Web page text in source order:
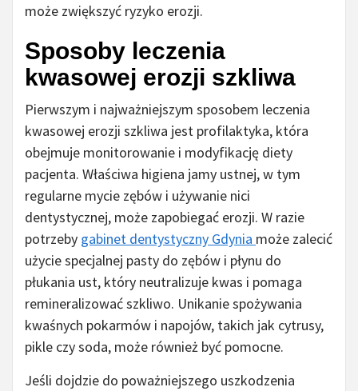
może zwiększyć ryzyko erozji.
Sposoby leczenia
kwasowej erozji szkliwa
Pierwszym i najważniejszym sposobem leczenia
kwasowej erozji szkliwa jest profilaktyka, która
obejmuje monitorowanie i modyfikację diety
pacjenta. Właściwa higiena jamy ustnej, w tym
regularne mycie zębów i używanie nici
dentystycznej, może zapobiegać erozji. W razie
potrzeby gabinet dentystyczny Gdynia może zalecić
użycie specjalnej pasty do zębów i płynu do
płukania ust, który neutralizuje kwas i pomaga
remineralizować szkliwo. Unikanie spożywania
kwaśnych pokarmów i napojów, takich jak cytrusy,
pikle czy soda, może również być pomocne.
Jeśli dojdzie do poważniejszego uszkodzenia